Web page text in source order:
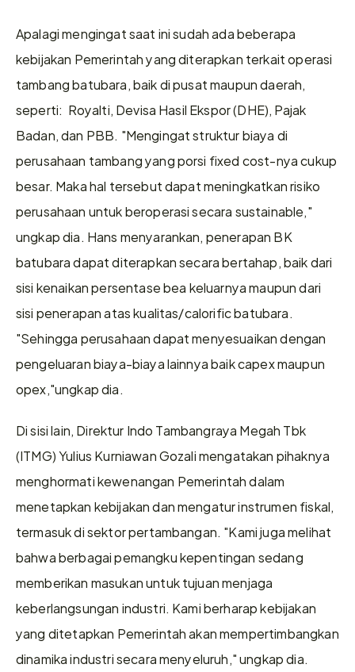
Apalagi mengingat saat ini sudah ada beberapa
kebijakan Pemerintah yang diterapkan terkait operasi
tambang batubara, baik di pusat maupun daerah,
seperti:  Royalti, Devisa Hasil Ekspor (DHE), Pajak
Badan, dan PBB. "Mengingat struktur biaya di
perusahaan tambang yang porsi fixed cost-nya cukup
besar. Maka hal tersebut dapat meningkatkan risiko
perusahaan untuk beroperasi secara sustainable,"
ungkap dia. Hans menyarankan, penerapan BK
batubara dapat diterapkan secara bertahap, baik dari
sisi kenaikan persentase bea keluarnya maupun dari
sisi penerapan atas kualitas/calorific batubara.
"Sehingga perusahaan dapat menyesuaikan dengan
pengeluaran biaya-biaya lainnya baik capex maupun
opex,"ungkap dia.
Di sisi lain, Direktur Indo Tambangraya Megah Tbk
(ITMG) Yulius Kurniawan Gozali mengatakan pihaknya
menghormati kewenangan Pemerintah dalam
menetapkan kebijakan dan mengatur instrumen fiskal,
termasuk di sektor pertambangan. "Kami juga melihat
bahwa berbagai pemangku kepentingan sedang
memberikan masukan untuk tujuan menjaga
keberlangsungan industri. Kami berharap kebijakan
yang ditetapkan Pemerintah akan mempertimbangkan
dinamika industri secara menyeluruh," ungkap dia.